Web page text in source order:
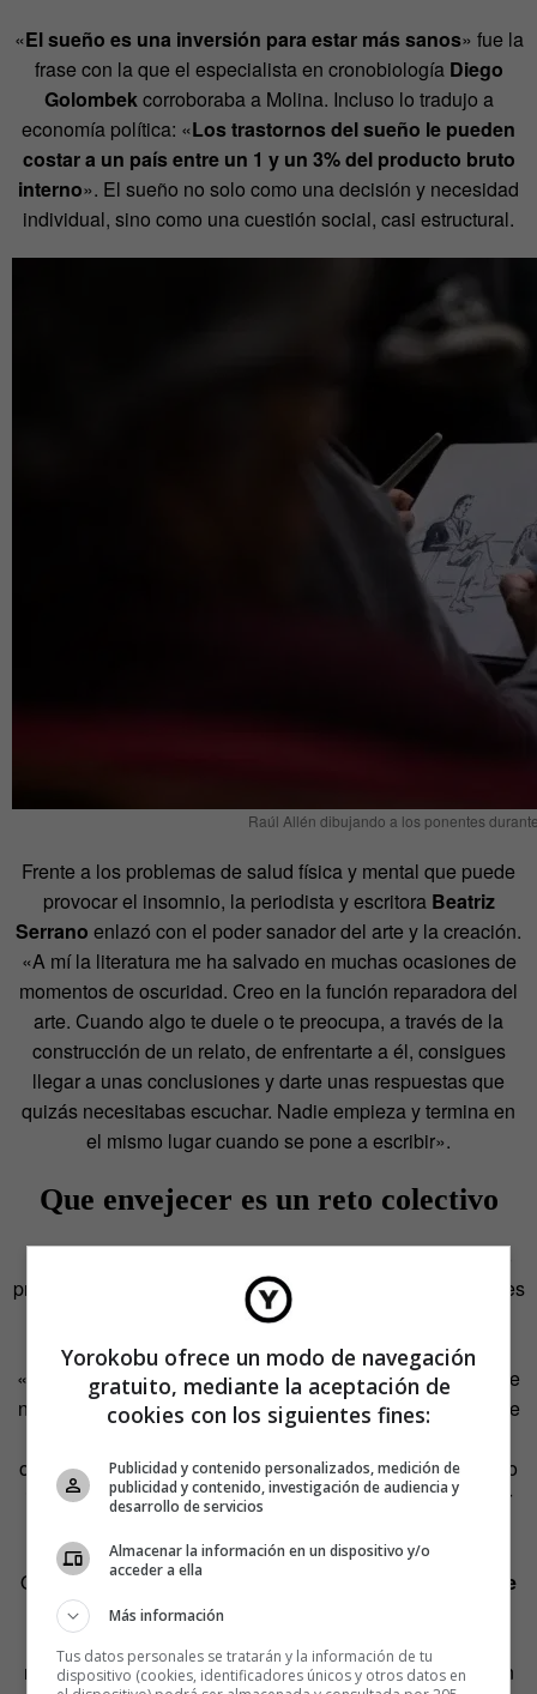
«El sueño es una inversión para estar más sanos» fue la
frase con la que el especialista en cronobiología Diego
Golombekcorroboraba a Molina. Incluso lo tradujo a
economía política: «Los trastornos del sueño le pueden
costar a un país entre un 1 y un 3% del producto bruto
interno». El sueño no solo como una decisión y necesidad
individual, sino como una cuestión social, casi estructural.
Raúl Allén dibujando a los ponentes
Frente a los problemas de salud física y mental que puede
provocar el insomnio, la periodista y escritora Beatriz
Serrano enlazó con el poder sanador del arte y la creación.
«A mí la literatura me ha salvado en muchas ocasiones de
momentos de oscuridad. Creo en la función reparadora del
arte. Cuando algo te duele o te preocupa, a través de la
construcción de un relato, de enfrentarte a él, consigues
llegar a unas conclusiones y darte unas respuestas que
quizás necesitabas escuchar. Nadie empieza y termina en
el mismo lugar cuando se pone a escribir».
Que envejecer es un reto colectivo
pronto. Lo que realmente nos debería preocupar y ocupar es
envejecer mejor. La demógrafa e investigadora del
CSICDolores Pugaconcretó el reto en la necesidad de
«reducir los años de mala calidad de vida antes del final de
nuestros días». «La duración media de vida con pérdida de
objetivo es comprimir esos años todo lo que se pueda». Lo
importante no es cumplir más, sino cumplirlos de la mejor
Otro de los presentes en el escenario, el
Roque
Star, habló desde la experiencia de quien lleva toda su
corta vida (18 años) de quirófano en quirófano. Haber
nacido con parálisis cerebral no le ha restado nunca ni un
Yorokobu ofrece un modo de navegación
gratuito, mediante la aceptación de
cookies con los siguientes fines:
Publicidad y contenido personalizados, medición de
publicidad y contenido, investigación de audiencia y
desarrollo de servicios
Almacenar la información en un dispositivo y/o
acceder a ella
Más información
Tus datos personales se tratarán y la información de tu
dispositivo (cookies, identificadores únicos y otros datos en